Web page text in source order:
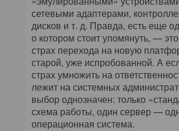
сетевыми адаптерами,
дисков и т. д. Правда, есть еще
о котором стоит упомянуть, —
страх перехода на новую
старой, уже испробованной. А
страх умножить на
лежит на системных
выбор однозначен: только
схема работы, один сервер —
операционная система.